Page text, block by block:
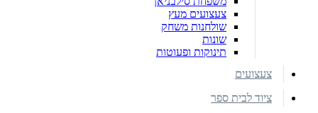
צעצועים מעץ
שולחנות משחק
שונות
תינוקות ופעוטות
צעצועים
ציוד לבית ספר